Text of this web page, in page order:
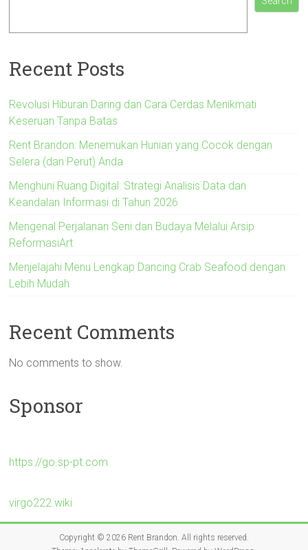
Recent Posts
Revolusi Hiburan Daring dan Cara Cerdas Menikmati
Keseruan Tanpa Batas
Rent Brandon: Menemukan Hunian yang Cocok dengan
Selera (dan Perut) Anda
Menghuni Ruang Digital: Strategi Analisis Data dan
Keandalan Informasi di Tahun 2026
Mengenal Perjalanan Seni dan Budaya Melalui Arsip
ReformasiArt
Menjelajahi Menu Lengkap Dancing Crab Seafood dengan
Lebih Mudah
Recent Comments
No comments to show.
Sponsor
https://go.sp-pt.com
virgo222.wiki
Copyright © 2026 Rent Brandon . All rights reserved.